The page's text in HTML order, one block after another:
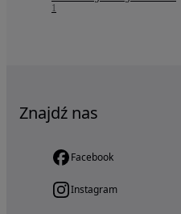
1
Znajdź nas
Facebook
Instagram